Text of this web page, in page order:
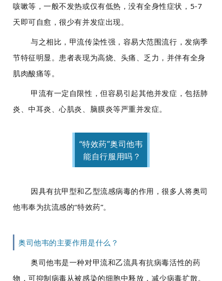
咳嗽等，一般不发热或仅有低热，没有全身性症状，5-7
天即可自愈，很少有并发症出现。
与之相比，甲流传染性强，容易大范围流行，发病季
节特征明显。患者表现为高烧、头痛、乏力，并伴有全身
肌肉酸痛等。
甲流有一定自限性，但容易引起其他并发症，包括肺
炎、中耳炎、心肌炎、脑膜炎等严重并发症。
“特效药”奥司他韦
能自行服用吗？
因具有抗甲型和乙型流感病毒的作用，很多人将奥司
他韦奉为抗流感的“特效药”。
奥司他韦的主要作用是什么？
奥司他韦是一种对甲流和乙流具有抗病毒活性的药
物 ，可抑制病毒从被感染的细胞中释放，减少病毒扩散。